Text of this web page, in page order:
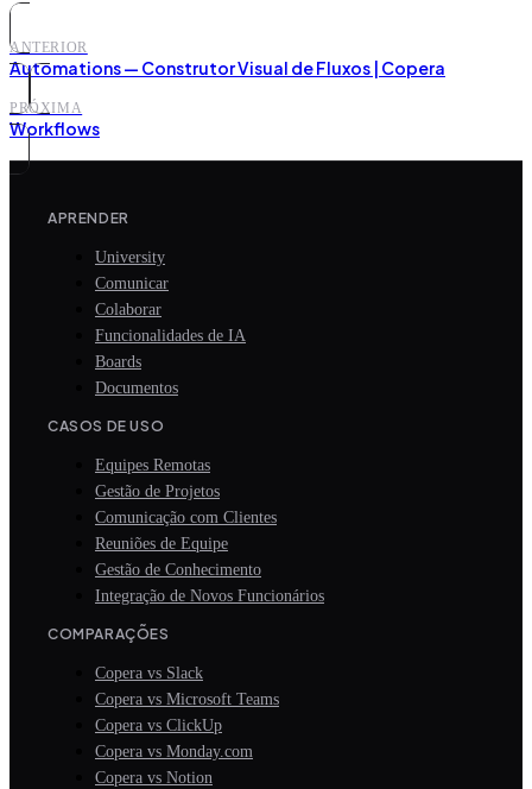
ANTERIOR
Automations — Construtor Visual de Fluxos | Copera
PRÓXIMA
Workflows
APRENDER
University
Comunicar
Colaborar
Funcionalidades de IA
Boards
Documentos
CASOS DE USO
Equipes Remotas
Gestão de Projetos
Comunicação com Clientes
Reuniões de Equipe
Gestão de Conhecimento
Integração de Novos Funcionários
COMPARAÇÕES
Copera vs Slack
Copera vs Microsoft Teams
Copera vs ClickUp
Copera vs Monday.com
Copera vs Notion